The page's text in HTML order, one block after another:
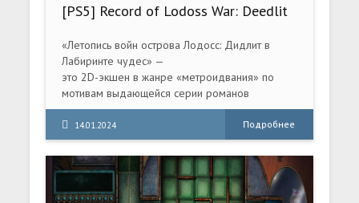
[PS5] Record of Lodoss War: Deedlit
in Wonder Labyrinth (PPSA05347)
[01.000.001]
«Летопись войн острова Лодосс: Дидлит в
Лабиринте чудес» —
это 2D-экшен в жанре «метроидвания» по
мотивам выдающейся серии романов
«Летопись войн острова Лодосс»,
созданный при участии автора оригинальных
книг Рё Мидзуно.
14.01.2024 Подробнее